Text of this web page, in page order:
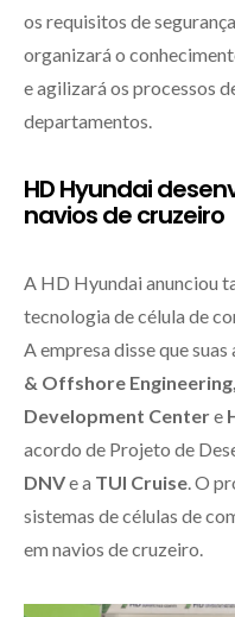
os requisitos de
organizará o
e agilizará os processos
departamentos.
HD Hyundai
navios de cruzeiro
A HD Hyundai anunciou
tecnologia de célula de
A empresa disse que
& Offshore
Development Centere
acordo de Projeto de
DNVe a TUI Cruise . O
sistemas de células de
em navios de cruzeiro.